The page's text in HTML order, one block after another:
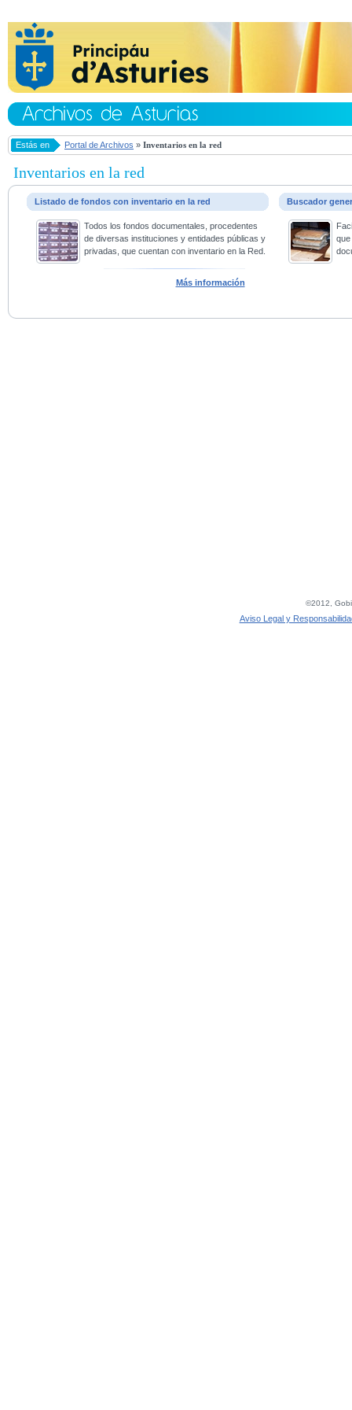
Estás en Portal de Archivos » Inventarios en la red
Inventarios en la red
Listado de fondos con inventario en la red
Todos los fondos documentales, procedentes
de diversas instituciones y entidades públicas y
privadas, que cuentan con inventario en la Red.
Más información
Buscador
©2012,
Aviso Legal y